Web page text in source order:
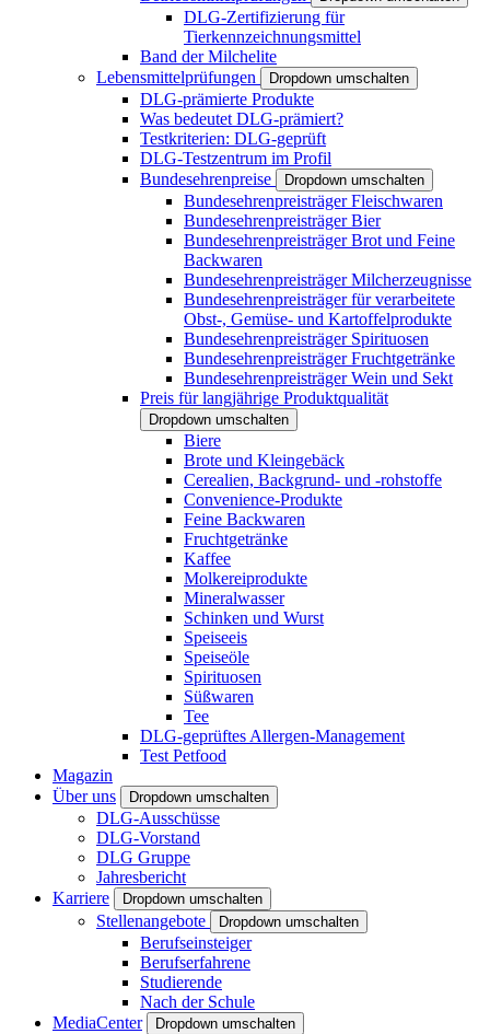
DLG-Zertifizierung für
Tierkennzeichnungsmittel
Band der Milchelite
Lebensmittelprüfungen
Dropdown umschalten
DLG-prämierte Produkte
Was bedeutet DLG-prämiert?
Testkriterien: DLG-geprüft
DLG-Testzentrum im Profil
Bundesehrenpreise
Dropdown umschalten
Bundesehrenpreisträger Fleischwaren
Bundesehrenpreisträger Bier
Bundesehrenpreisträger Brot und Feine
Backwaren
Bundesehrenpreisträger Milcherzeugnisse
Bundesehrenpreisträger für verarbeitete
Obst-, Gemüse- und Kartoffelprodukte
Bundesehrenpreisträger Spirituosen
Bundesehrenpreisträger Fruchtgetränke
Bundesehrenpreisträger Wein und Sekt
Preis für langjährige Produktqualität
Dropdown umschalten
Biere
Brote und Kleingebäck
Cerealien, Backgrund- und -rohstoffe
Convenience-Produkte
Feine Backwaren
Fruchtgetränke
Kaffee
Molkereiprodukte
Mineralwasser
Schinken und Wurst
Speiseeis
Speiseöle
Spirituosen
Süßwaren
Tee
DLG-geprüftes Allergen-Management
Test Petfood
Magazin
Über uns
Dropdown umschalten
DLG-Ausschüsse
DLG-Vorstand
DLG Gruppe
Jahresbericht
Karriere
Dropdown umschalten
Stellenangebote Dropdown umschalten
Berufseinsteiger
Berufserfahrene
Studierende
Nach der Schule
MediaCenter
Dropdown umschalten